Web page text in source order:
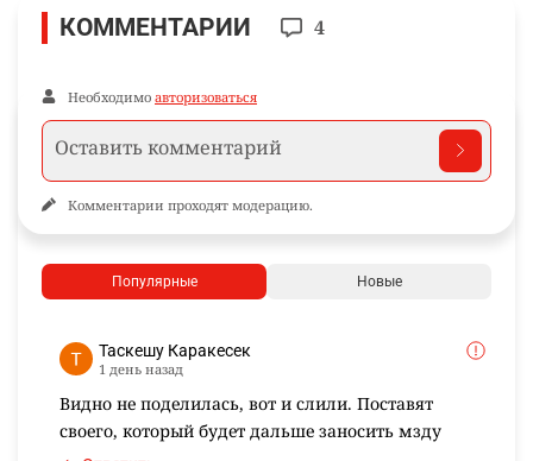
КОММЕНТАРИИ 4
Необходимо авторизоваться
Комментарии проходят модерацию.
Популярные Новые
Таскешу Каракесек
1 день назад
Видно не поделилась, вот и слили. Поставят
своего, который будет дальше заносить мзду